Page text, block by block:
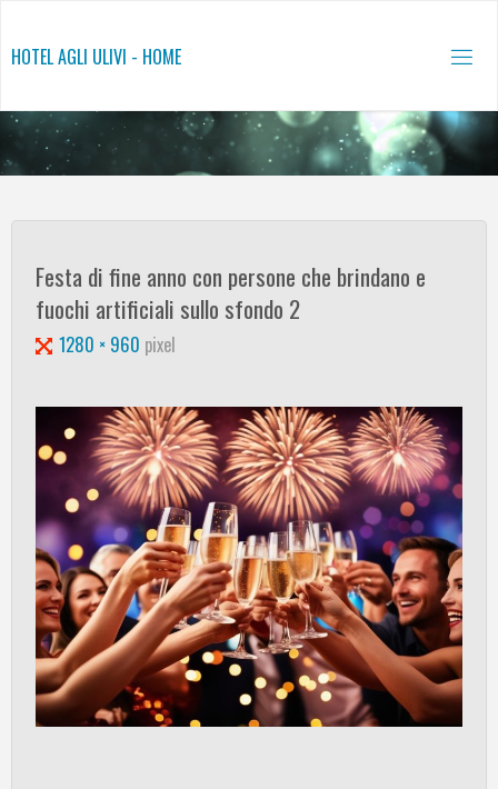
contenuto
HOTEL AGLI ULIVI - HOME
Festa di fine anno con persone che brindano e
fuochi artificiali sullo sfondo 2
Tutta1280 × 960 pixel